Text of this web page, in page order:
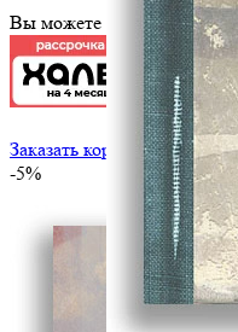
Вы можете оплатить эту
Заказать корпоративный
-5%